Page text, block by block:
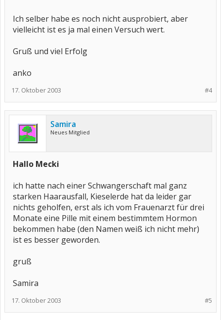
Ich selber habe es noch nicht ausprobiert, aber
vielleicht ist es ja mal einen Versuch wert.
Gruß und viel Erfolg
anko
#4
17. Oktober 2003
Samira
Neues Mitglied
Hallo Mecki
ich hatte nach einer Schwangerschaft mal ganz
starken Haarausfall, Kieselerde hat da leider gar
nichts geholfen, erst als ich vom Frauenarzt für drei
Monate eine Pille mit einem bestimmtem Hormon
bekommen habe (den Namen weiß ich nicht mehr)
ist es besser geworden.
gruß
Samira
#5
17. Oktober 2003